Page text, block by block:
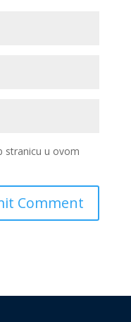
stranicu u ovom